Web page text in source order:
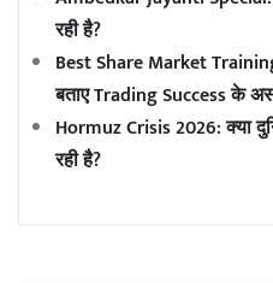
रही है?
Best Share Market
बताए Trading Success के
Hormuz Crisis 2026: क्या
रही है?